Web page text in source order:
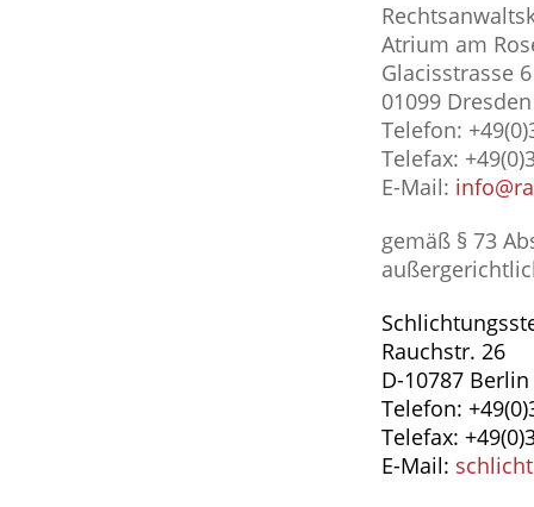
Atrium am
Glacisstrasse 6
01099 Dresden
Telefon:
Telefax:
E-Mail:
gemäß § 73
Rauchstr. 26
D-10787 Berlin
Telefon:
Telefax:
E-Mail: